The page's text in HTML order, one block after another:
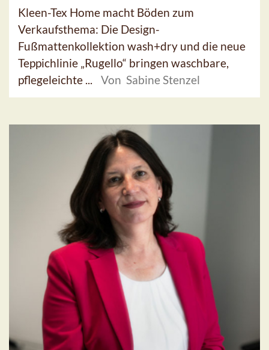
Kleen-Tex Home macht Böden zum
Verkaufsthema: Die Design-
Fußmattenkollektion wash+dry und die neue
Teppichlinie „Rugello“ bringen waschbare,
pflegeleichte ...
Von Sabine Stenzel